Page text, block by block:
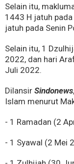
Selain itu,
1443 H jatuh
jatuh pada Senin
Selain itu, 1
2022, dan hari
Juli 2022.
Dilansir Sindonews
Islam menurut
- 1 Ramadan (2
- 1 Syawal (2 Mei